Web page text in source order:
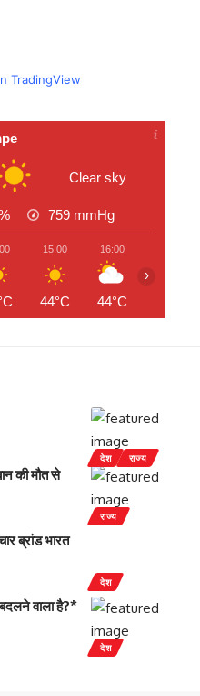
TradingView
Clear sky
759 mmHg
15:00
44°C
16:00
44°C
›
देश राज्य
राज्य
की मौत से
देश
ब्रांड भारत
देश
वाला है?*